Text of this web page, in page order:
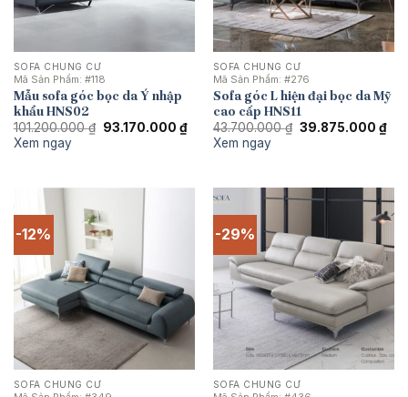
SOFA CHUNG CƯ
Mã Sản Phẩm: #118
Mẫu sofa góc bọc da Ý nhập
khẩu HNS02
101.200.000₫ Giá
93.170.000 ₫Giá
hiện
Xem ngay
SOFA CHUNG CƯ
Mã Sản Phẩm: #276
Sofa góc L hiện đại bọc da Mỹ
cao cấp HNS11
43.700.000₫ Giá
39.875.000 ₫Giá
Xem ngay
-12%
SOFA CHUNG CƯ
-29%
SOFA CHUNG CƯ